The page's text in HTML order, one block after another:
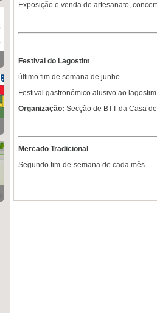
Exposição e venda de artesanato,
Festival do Lagostim
último fim de semana de junho.
Festival gastronómico alusivo ao
Organização: Secção de BTT da Casa
Mercado Tradicional
Segundo fim-de-semana de cada mês.